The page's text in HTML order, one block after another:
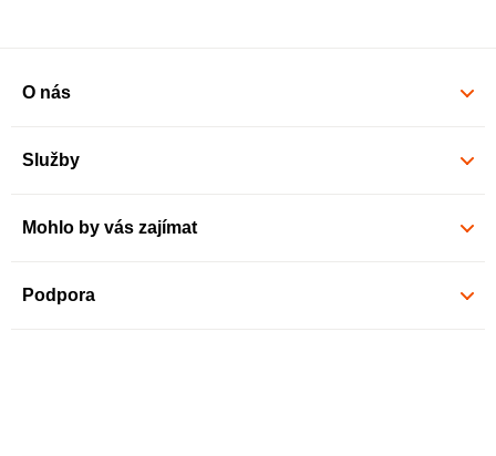
O nás
Služby
Mohlo by vás zajímat
Podpora